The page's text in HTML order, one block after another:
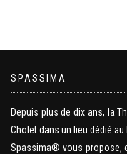
SPASSIMA
Depuis plus de dix ans, la
Cholet dans un lieu dédié au
Spassima® vous propose,